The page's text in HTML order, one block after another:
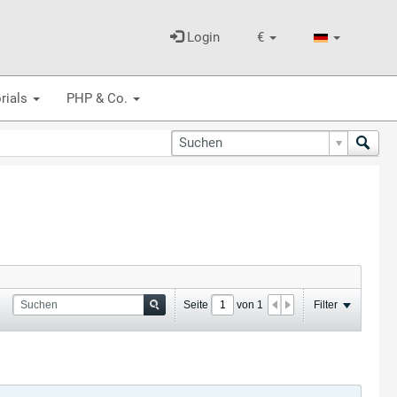
€
Login
PHP & Co.
Seite von 1 Filter